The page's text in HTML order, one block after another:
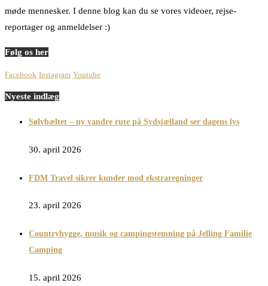
møde mennesker. I denne blog kan du se vores videoer, rejse-
reportager og anmeldelser :)
Følg os her
Facebook Instagram Youtube
Nyeste indlæg
Sølvbæltet – ny vandre rute på Sydsjælland ser dagens lys
30. april 2026
FDM Travel sikrer kunder mod ekstraregninger
23. april 2026
Countryhygge, musik og campingstemning på Jelling Familie
Camping
15. april 2026